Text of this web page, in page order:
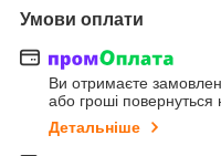
Умови оплати
Ви отримаєте
або гроші повернуться
Детальніше